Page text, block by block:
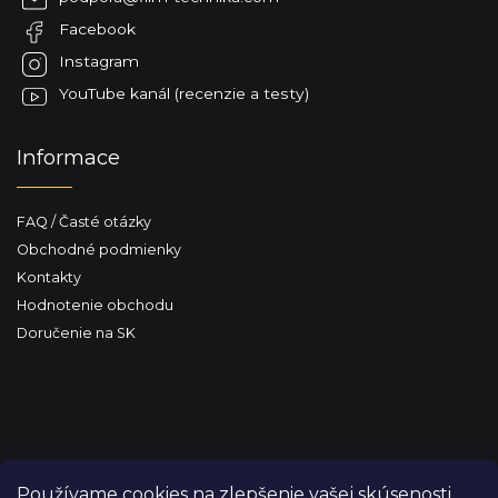
y
i
Facebook
Instagram
YouTube kanál (recenzie a testy)
Informace
FAQ / Časté otázky
Obchodné podmienky
Kontakty
Hodnotenie obchodu
Doručenie na SK